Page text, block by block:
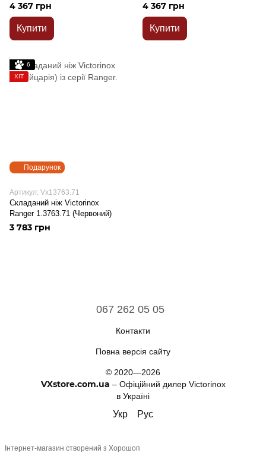
4 367 грн
Купити
4 367 грн
Купити
Подарунок
6
ХІТ
Артикул: Vx13763.71
Складаний ніж Victorinox
Ranger 1.3763.71 (Червоний)
3 783 грн
067 262 05 05
Контакти
Повна версія сайту
© 2020—2026
VXstore.com.ua – Офіційний дилер Victorinox
в Україні
Укр Рус
Інтернет-магазин створений з Хорошоп